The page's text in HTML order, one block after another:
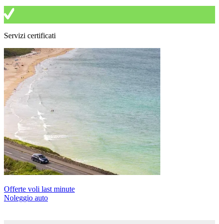
Servizi certificati
Offerte voli last minute
Noleggio auto